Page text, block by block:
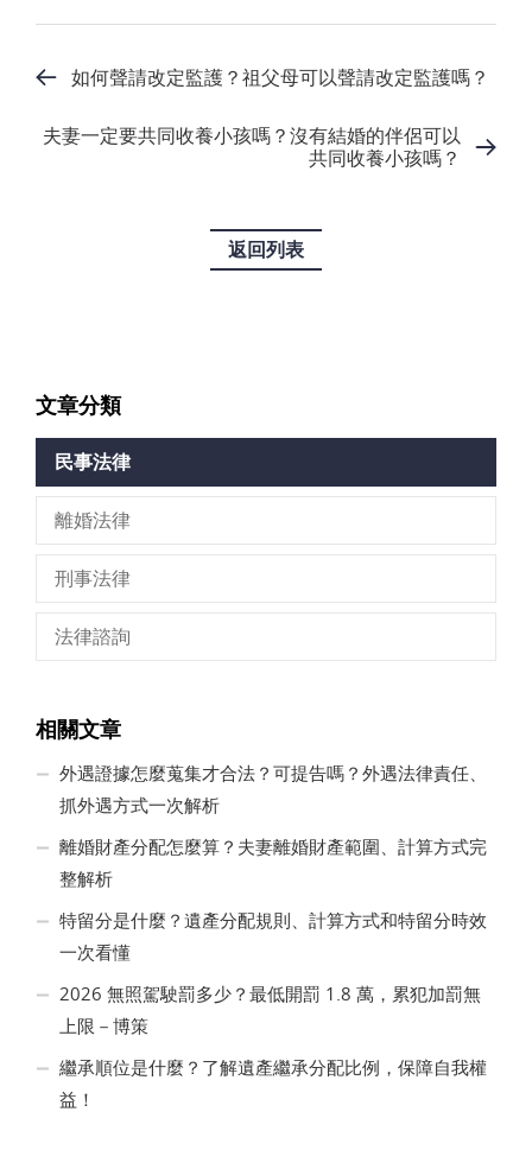
如何聲請改定監護？祖父母可以聲請改定監護嗎？
夫妻一定要共同收養小孩嗎？沒有結婚的伴侶可以
共同收養小孩嗎？
返回列表
文章分類
民事法律
離婚法律
刑事法律
法律諮詢
相關文章
外遇證據怎麼蒐集才合法？可提告嗎？外遇法律責任、
抓外遇方式一次解析
離婚財產分配怎麼算？夫妻離婚財產範圍、計算方式完
整解析
特留分是什麼？遺產分配規則、計算方式和特留分時效
一次看懂
2026 無照駕駛罰多少？最低開罰 1.8 萬，累犯加罰無
上限－博策
繼承順位是什麼？了解遺產繼承分配比例，保障自我權
益！